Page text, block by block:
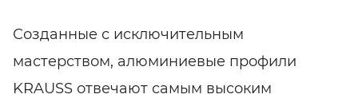
Созданные с исключительным
мастерством, алюминиевые профили
KRAUSS отвечают самым высоким